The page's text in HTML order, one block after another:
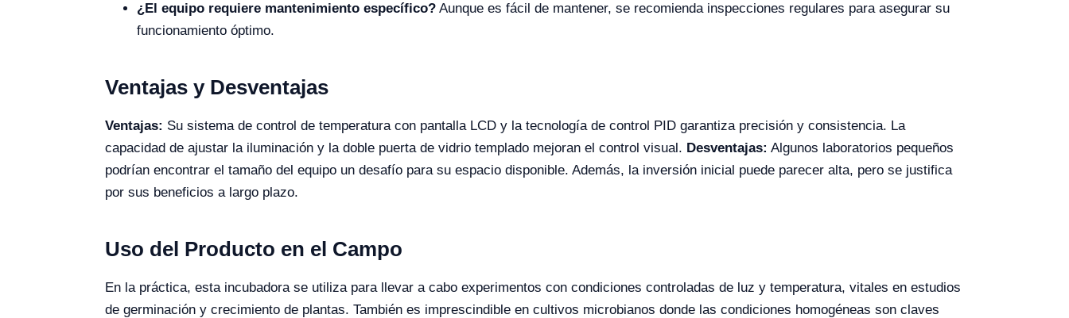
¿El equipo requiere mantenimiento específico? Aunque es fácil de mantener, se recomienda inspecciones regulares para asegurar su
funcionamiento óptimo.
Ventajas y Desventajas
Ventajas: Su sistema de control de temperatura con pantalla LCD y la tecnología de control PID garantiza precisión y consistencia. La
capacidad de ajustar la iluminación y la doble puerta de vidrio templado mejoran el control visual. Desventajas: Algunos laboratorios pequeños
podrían encontrar el tamaño del equipo un desafío para su espacio disponible. Además, la inversión inicial puede parecer alta, pero se justifica
por sus beneficios a largo plazo.
Uso del Producto en el Campo
En la práctica, esta incubadora se utiliza para llevar a cabo experimentos con condiciones controladas de luz y temperatura, vitales en estudios
de germinación y crecimiento de plantas. También es imprescindible en cultivos microbianos donde las condiciones homogéneas son claves